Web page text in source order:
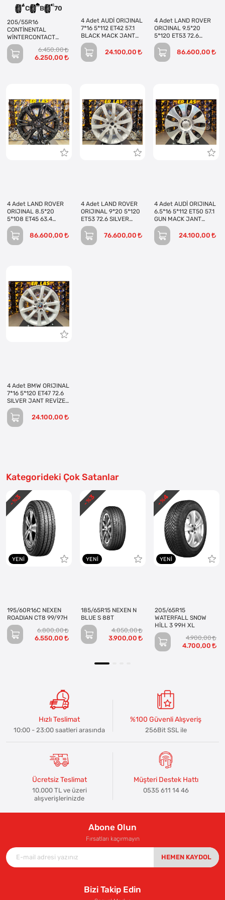
C B 70
205/55R16
CONTİNENTAL
WİNTERCONTACT
TS870 91T
6.450,00
6.250,00
4 Adet AUDİ ORIJINAL
7*16 5*112 ET42 57.1
BLACK MACK JANT
REVİZE EDİLMİŞ
(Takım)
24.100,00
4 Adet LAND ROVER
ORIJINAL 9.5*20
5*120 ET53 72.6
SILVER JANT REVİZE
EDİLMİŞ (Takım)
86.600,00
4 Adet LAND ROVER
ORIJINAL 8.5*20
5*108 ET45 63.4
BLACK JANT REVİZE
EDİLMİŞ (Takım)
86.600,00
4 Adet LAND ROVER
ORIJINAL 9*20 5*120
ET53 72.6 SILVER
JANT REVİZE EDİLMİŞ
(Takım)
76.600,00
4 Adet AUDİ ORIJINAL
6.5*16 5*112 ET50 57.1
GUN MACK JANT
REVİZE EDİLMİŞ
(Takım)
24.100,00
4 Adet BMW ORIJINAL
7*16 5*120 ET47 72.6
SILVER JANT REVİZE
EDİLMİŞ (Takım)
24.100,00
Kategorideki Çok Satanlar
YENI
195/60R16C NEXEN
ROADIAN CT8 99/97H
6.800,00
6.550,00
- %
3
YENI
185/65R15 NEXEN N
BLUE S 88T
4.050,00
3.900,00
- %
3
YENI
205/65R15
WATERFALL SNOW
HİLL 3 99H XL
4.900,00
4.700,00
- %
4
Hızlı Teslimat
10:00 - 23:00 saatleri arasında
%100 Güvenli Alışveriş
256Bit SSL ile
Ücretsiz Teslimat
10.000 TL ve üzeri
alışverişlerinizde
Müşteri Destek Hattı
0535 611 14 46
Abone Olun
Fırsatları kaçırmayın
HEMEN KAYDOL
Bizi Takip Edin